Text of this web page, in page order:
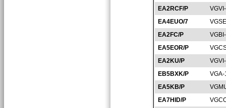
EA2RCF/P
EA4EUO/7
EA2FC/P
EA5EOR/P
EA2KU/P
EB5BXK/P
EA5KB/P
EA7HID/P